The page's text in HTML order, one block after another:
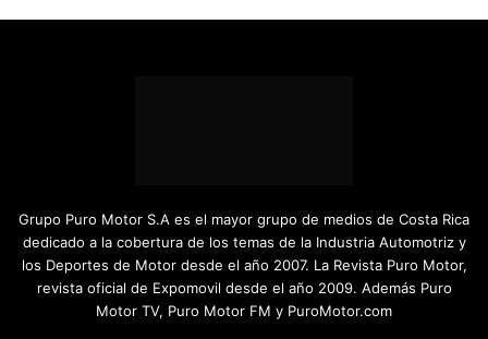
Grupo Puro Motor S.A es el mayor grupo de medios de Costa Rica
dedicado a la cobertura de los temas de la Industria Automotriz y
los Deportes de Motor desde el año 2007. La Revista Puro Motor,
revista oficial de Expomovil desde el año 2009. Además Puro
Motor TV, Puro Motor FM y PuroMotor.com